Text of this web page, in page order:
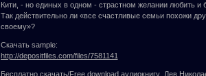
Кити, - но единых в одном - страстном желании любить и
Так действительно ли «все счастливые семьи похожи
своему»?
Скачать sample:
http://depositfiles.com/files/7581141
Бесплатно скачать/Free download аудиокнигу Лев